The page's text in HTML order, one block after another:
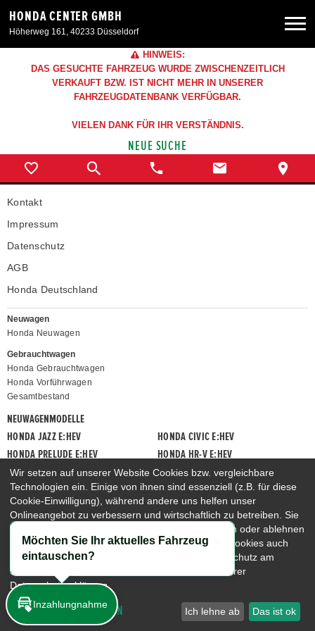
HONDA CENTER GMBH
Höherweg 161, 40233 Düsseldorf
Neuwagen
Angebote
Service & Zubehör
Unser Autohaus
HINWEIS:
DAS GESUCHTE FAHRZEUG WURDE ZWISCHENZEITLICH
VERKAUFT BZW. IST NICHT MEHR IN UNSERER
FAHRZEUGDATENBANK VERFÜGBAR.
VIELEN DANK FÜR IHR VERSTÄNDNIS.
NEUE SUCHE
Kontakt
Impressum
Datenschutz
AGB
Honda Deutschland
Neuwagen
Honda Neuwagen
Gebrauchtwagen
Honda Gebrauchtwagen
Honda Vorführwagen
Gesamtbestand
NEUWAGENMODELLE
HONDA JAZZ E:HEV
HONDA CIVIC E:HEV
HONDA PRELUDE E:HEV
HONDA HR-V E:HEV
HONDA ZR-V E:HEV
HONDA CR-V E:HEV & E:PHEV
Wir setzen auf unserer Website Cookies bzw. vergleichbare
Technologien ein. Einige von ihnen sind essenziell (z.B. für diese
Cookie-Einwilligung), während andere uns helfen unser
Onlineangebot zu verbessern und wirtschaftlich zu betreiben. Sie
können die nicht-notwendigen Cookies akzeptieren oder ablehnen
sowie diese Einstellungen jederzeit aufrufen und Cookies auch
nachträglich jederzeit abwählen, z.B. unter Datenschutz am
Seitenende. Nähere Hinweise erhalten Sie in unserer
Datenschutzerklärung.
COOKIE-EINSTELLUNGEN Ich lehne ab Das ist ok
Inzahlungnahme
Möchten Sie Ihr aktuelles Fahrzeug
eintauschen?
Schließen